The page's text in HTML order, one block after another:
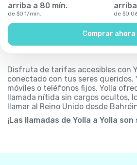
arriba a 80 mín.
de $0.1/mín. de $
Comprar ahora
Disfruta de tarifas accesibles con
conectado con tus seres queridos.
móviles o teléfonos fijos, Yolla
llamada nítida sin cargos ocultos,
llamar al Reino Unido desde
¡Las llamadas de Yolla a Yolla